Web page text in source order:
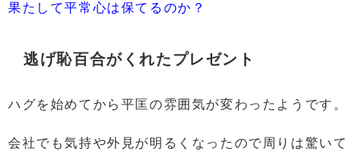
果たして平常心は保てるのか？
逃げ恥百合がくれたプレゼント
ハグを始めてから平匡の雰囲気が変わったようです。
会社でも気持や外見が明るくなったので周りは驚いて